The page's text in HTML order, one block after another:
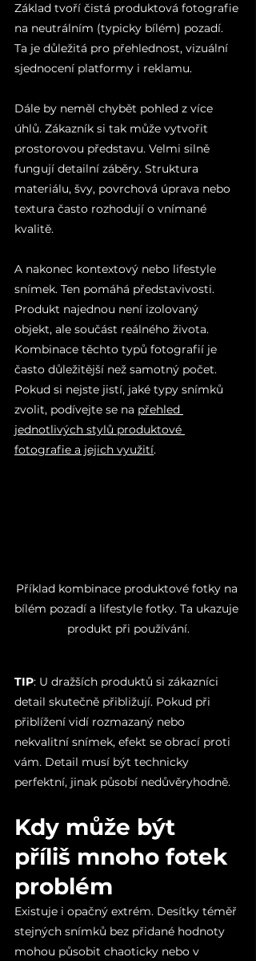
Základ tvoří čistá produktová fotografie
na neutrálním (typicky bílém) pozadí.
Ta je důležitá pro přehlednost, vizuální
sjednocení platformy i reklamu.
Dále by neměl chybět pohled z více
úhlů. Zákazník si tak může vytvořit
prostorovou představu. Velmi silně
fungují detailní záběry. Struktura
materiálu, švy, povrchová úprava nebo
textura často rozhodují o vnímané
kvalitě.
A nakonec kontextový nebo lifestyle
snímek. Ten pomáhá představivosti.
Produkt najednou není izolovaný
objekt, ale součást reálného života.
Kombinace těchto typů fotografií je
často důležitější než samotný počet.
Pokud si nejste jistí, jaké typy snímků
zvolit, podívejte se na přehled
jednotlivých stylů produktové
fotografie a jejich využití.
Příklad kombinace produktové fotky na
bílém pozadí a lifestyle fotky. Ta ukazuje
produkt při používání.
TIP: U dražších produktů si zákazníci
detail skutečně přibližují. Pokud při
přiblížení vidí rozmazaný nebo
nekvalitní snímek, efekt se obrací proti
vám. Detail musí být technicky
perfektní, jinak působí nedůvěryhodně.
Kdy může být
příliš mnoho fotek
problém
Existuje i opačný extrém. Desítky téměř
stejných snímků bez přidané hodnoty
mohou působit chaoticky nebo v